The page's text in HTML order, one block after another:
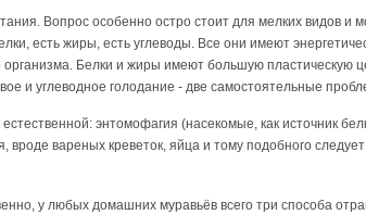
Вопрос особенно остро стоит для мелких видов и
есть жиры, есть углеводы. Все они имеют
Белки и жиры имеют большую пластическую
и углеводное голодание - две самостоятельные
энтомофагия (насекомые, как источник
вареных креветок, яйца и тому подобного
у любых домашних муравьёв всего три способа